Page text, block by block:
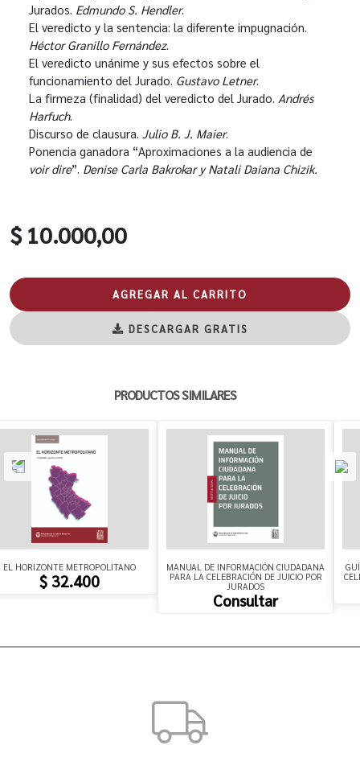
Jurados. Edmundo S. Hendler.
El veredicto y la sentencia: la diferente impugnación.
Héctor Granillo Fernández.
El veredicto unánime y sus efectos sobre el
funcionamiento del Jurado. Gustavo Letner.
La firmeza (finalidad) del veredicto del Jurado. Andrés
Harfuch.
Discurso de clausura.
Julio B. J. Maier.
Ponencia ganadora “Aproximaciones a la audiencia de
voir dire”. Denise Carla Bakrokar y Natali Daiana Chizik.
$ 10.000,00
AGREGAR AL CARRITO
DESCARGAR GRATIS
PRODUCTOS SIMILARES
EL HORIZONTE METROPOLITANO
$ 32.400
MANUAL DE INFORMACIÓN CIUDADANA
PARA LA CELEBRACIÓN DE JUICIO POR
JURADOS
Consultar